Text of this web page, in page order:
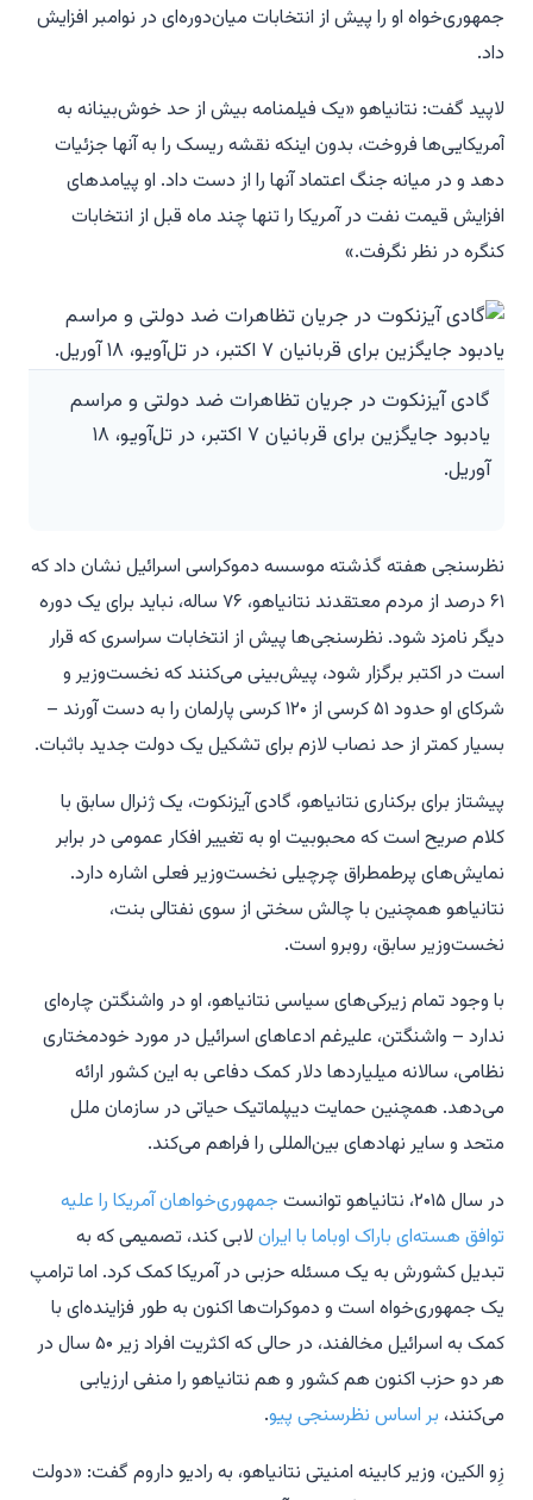
جمهوری‌خواه او را پیش از انتخابات میان‌دوره‌ای در نوامبر افزایش
داد.
لاپید گفت: نتانیاهو «یک فیلمنامه بیش از حد خوش‌بینانه به
آمریکایی‌ها فروخت، بدون اینکه نقشه ریسک را به آنها جزئیات
دهد و در میانه جنگ اعتماد آنها را از دست داد. او پیامدهای
افزایش قیمت نفت در آمریکا را تنها چند ماه قبل از انتخابات
کنگره در نظر نگرفت.»
گادی آیزنکوت در جریان تظاهرات ضد دولتی و مراسم
یادبود جایگزین برای قربانیان ۷ اکتبر، در تل‌آویو، ۱۸
آوریل.
نظرسنجی هفته گذشته موسسه دموکراسی اسرائیل نشان داد که
۶۱ درصد از مردم معتقدند نتانیاهو، ۷۶ ساله، نباید برای یک دوره
دیگر نامزد شود. نظرسنجی‌ها پیش از انتخابات سراسری که قرار
است در اکتبر برگزار شود، پیش‌بینی می‌کنند که نخست‌وزیر و
شرکای او حدود ۵۱ کرسی از ۱۲۰ کرسی پارلمان را به دست آورند –
بسیار کمتر از حد نصاب لازم برای تشکیل یک دولت جدید باثبات.
پیشتاز برای برکناری نتانیاهو، گادی آیزنکوت، یک ژنرال سابق با
کلام صریح است که محبوبیت او به تغییر افکار عمومی در برابر
نمایش‌های پرطمطراق چرچیلی نخست‌وزیر فعلی اشاره دارد.
نتانیاهو همچنین با چالش سختی از سوی نفتالی بنت،
نخست‌وزیر سابق، روبرو است.
با وجود تمام زیرکی‌های سیاسی نتانیاهو، او در واشنگتن چاره‌ای
ندارد – واشنگتن، علیرغم ادعاهای اسرائیل در مورد خودمختاری
نظامی، سالانه میلیاردها دلار کمک دفاعی به این کشور ارائه
می‌دهد. همچنین حمایت دیپلماتیک حیاتی در سازمان ملل
متحد و سایر نهادهای بین‌المللی را فراهم می‌کند.
در سال ۲۰۱۵، نتانیاهو توانست
جمهوری‌خواهان آمریکا را علیه
توافق هسته‌ای باراک اوباما با ایران لابی کند، تصمیمی که به
تبدیل کشورش به یک مسئله حزبی در آمریکا کمک کرد. اما ترامپ
یک جمهوری‌خواه است و دموکرات‌ها اکنون به طور فزاینده‌ای با
کمک به اسرائیل مخالفند، در حالی که اکثریت افراد زیر ۵۰ سال در
هر دو حزب اکنون هم کشور و هم نتانیاهو را منفی ارزیابی
می‌کنند، بر اساس نظرسنجی پیو.
زِو الکین، وزیر کابینه امنیتی نتانیاهو، به رادیو داروم گفت: «دولت